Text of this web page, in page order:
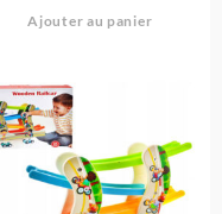
Ajouter au panier